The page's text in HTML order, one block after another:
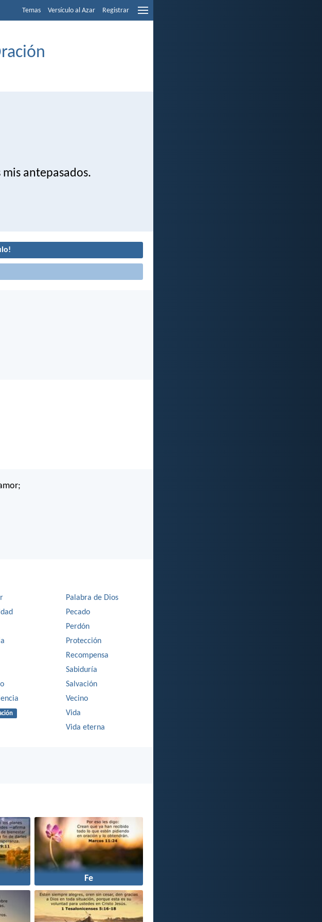
Temas Versículo al Azar Registrar
antepasados.
Palabra de Dios
Pecado
Perdón
Protección
Recompensa
Sabiduría
Salvación
Vecino
Vida
Vida eterna
Fe